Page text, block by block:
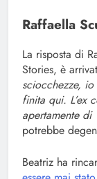
Raffaella
La risposta di
Stories, è
sciocchezze,
finita qui. L’ex
apertamente di
potrebbe
Beatriz ha